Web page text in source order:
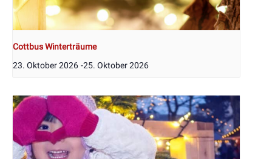
Cottbus Winterträume
23. Oktober 2026 -25. Oktober 2026